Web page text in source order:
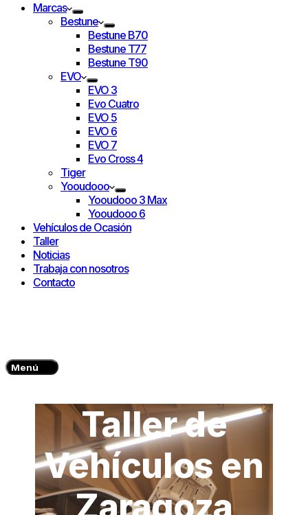
Marcas
Bestune
Bestune B70
Bestune T77
Bestune T90
EVO
EVO 3
Evo Cuatro
EVO 5
EVO 6
EVO 7
Evo Cross 4
Tiger
Yooudooo
Yooudooo 3 Max
Yooudooo 6
Vehículos de Ocasión
Taller
Noticias
Trabaja con nosotros
Contacto
Menú
Taller de
Vehículos en
Zaragoza